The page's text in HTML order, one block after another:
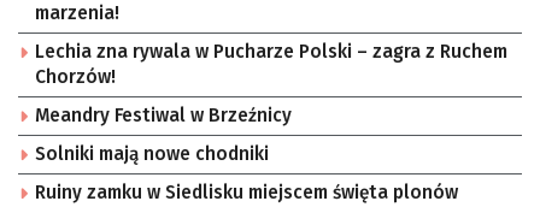
marzenia!
Lechia zna rywala w Pucharze Polski – zagra z Ruchem
Chorzów!
Meandry Festiwal w Brzeźnicy
Solniki mają nowe chodniki
Ruiny zamku w Siedlisku miejscem święta plonów